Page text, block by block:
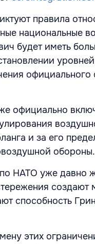
правила
национальные
будет иметь
официально
и за его
обороны.
НАТО уже давно
создают
способность
этих